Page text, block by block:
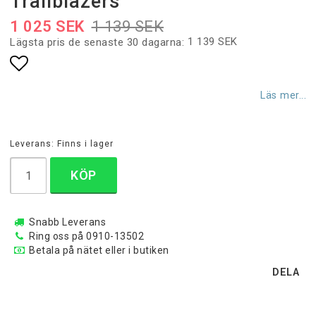
1 139 SEK
1 025 SEK
Lägsta pris de senaste 30 dagarna 1 139 SEK
Läs mer...
Leverans: Finns i lager
KÖP
Snabb Leverans
Ring oss på 0910-13502
Betala på nätet eller i butiken
DELA